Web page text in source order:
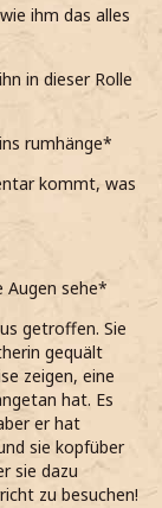
ihm das alles
in dieser Rolle
rumhänge*
kommt, was
Augen sehe*
getroffen. Sie
gequält
zeigen, eine
hat. Es
er hat
sie kopfüber
sie dazu
zu besuchen!